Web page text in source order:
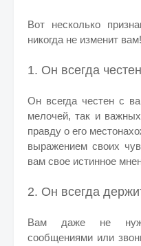
Вот несколько
никогда не изменит вам!
1. Он всегда
Он всегда честен с
мелочей, так и
правду о его
выражением своих
вам свое истинное
2. Он всегда
Вам даже не
сообщениями или